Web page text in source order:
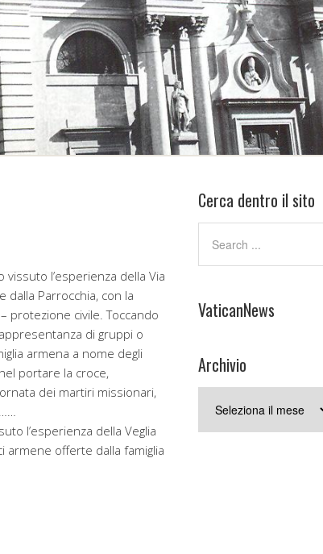
vissuto l’esperienza della Via
dalla Parrocchia, con la
protezione civile. Toccando
di gruppi o
armena a nome degli
portare la croce,
dei martiri missionari,
l’esperienza della Veglia
armene offerte dalla famiglia
Cerca dentro il sito
VaticanNews
Archivio